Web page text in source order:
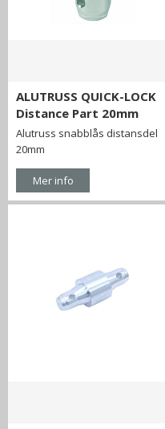
ALUTRUSS QUICK-LOCK
Distance Part 20mm
Alutruss snabblås distansdel
20mm
Mer info